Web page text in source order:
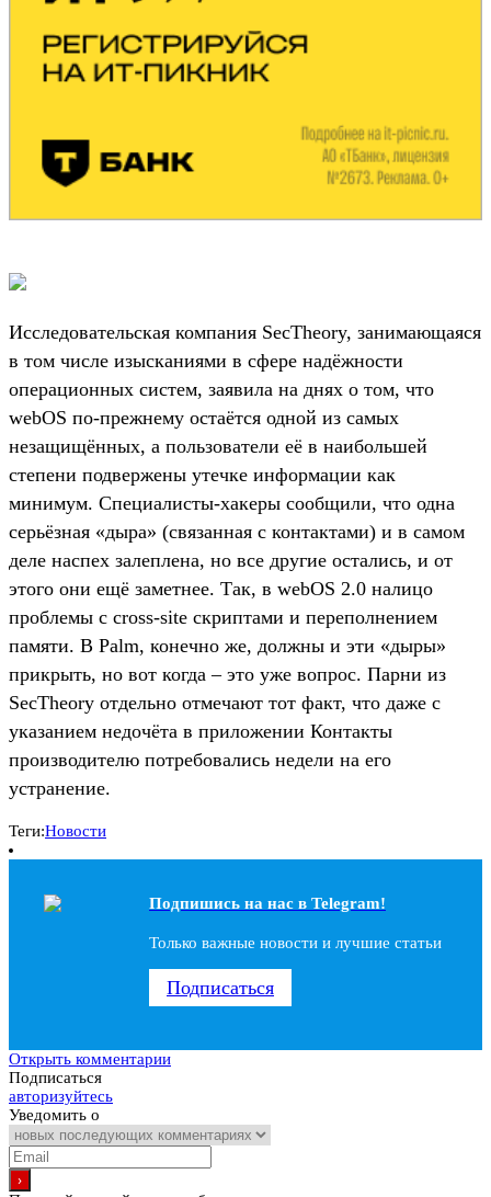
Исследовательская компания SecTheory, занимающаяся
в том числе изысканиями в сфере надёжности
операционных систем, заявила на днях о том, что
webOS по-прежнему остаётся одной из самых
незащищённых, а пользователи её в наибольшей
степени подвержены утечке информации как
минимум. Специалисты-хакеры сообщили, что одна
серьёзная «дыра» (связанная с контактами) и в самом
деле наспех залеплена, но все другие остались, и от
этого они ещё заметнее. Так, в webOS 2.0 налицо
проблемы с cross-site скриптами и переполнением
памяти. В Palm, конечно же, должны и эти «дыры»
прикрыть, но вот когда – это уже вопрос. Парни из
SecTheory отдельно отмечают тот факт, что даже с
указанием недочёта в приложении Контакты
производителю потребовались недели на его
устранение.
Теги:Новости
Подпишись на наc в Telegram!
Только важные новости и лучшие статьи
Подписаться
Открыть комментарии
Подписаться
авторизуйтесь
Уведомить о